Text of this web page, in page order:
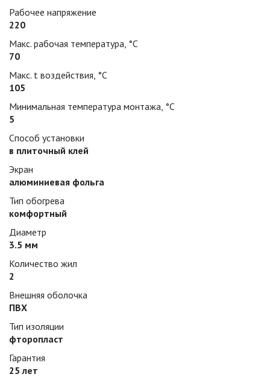
Рабочее напряжение
220
Макс. рабочая температура, °С
70
Макс. t воздействия, °С
105
Минимальная температура монтажа, °С
5
Способ установки
в плиточный клей
Экран
алюминиевая фольга
Тип обогрева
комфортный
Диаметр
3.5 мм
Количество жил
2
Внешняя оболочка
ПВХ
Тип изоляции
фторопласт
Гарантия
25 лет